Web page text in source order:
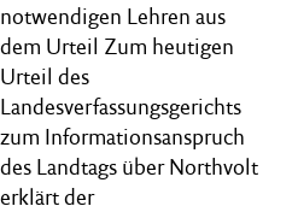
notwendigen Lehren aus
dem Urteil Zum heutigen
Urteil des
Landesverfassungsgerichts
zum Informationsanspruch
des Landtags über Northvolt
erklärt der